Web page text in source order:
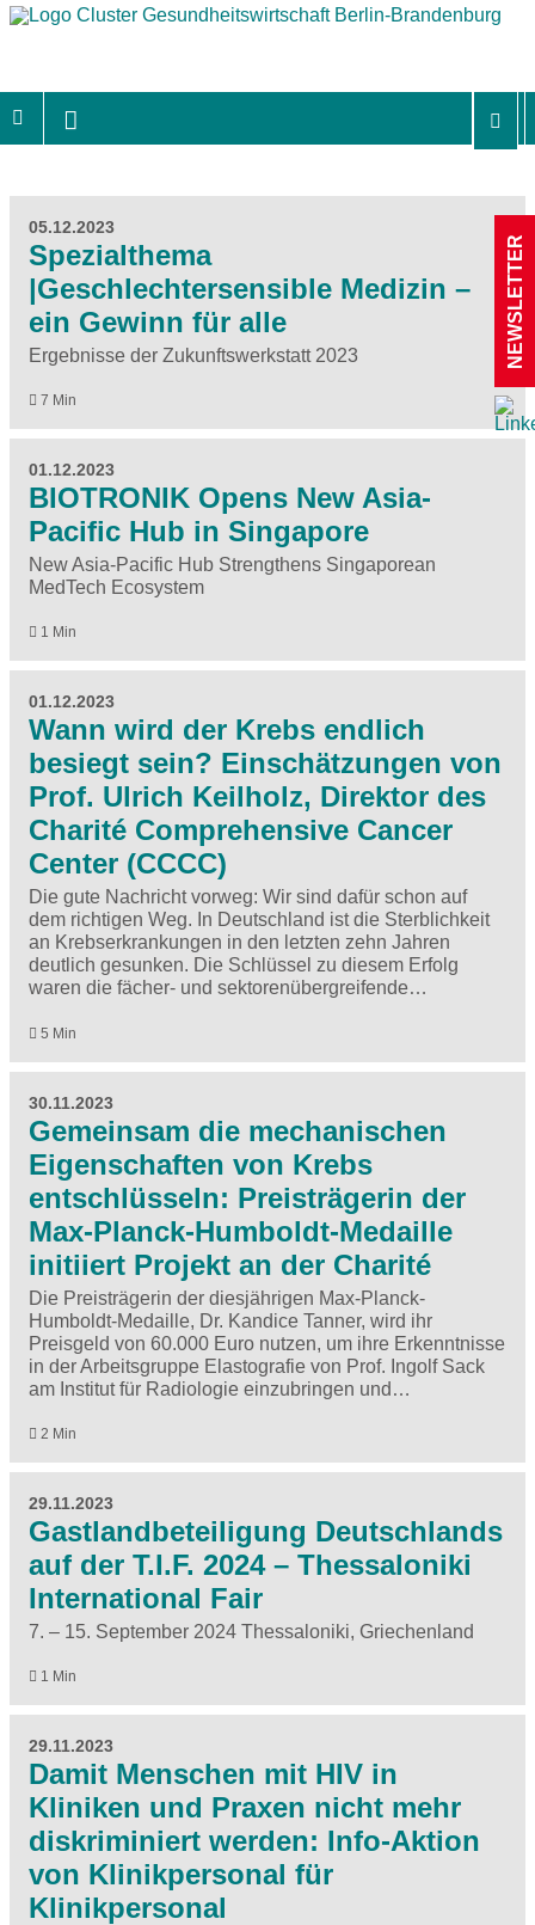
05.12.2023
Spezialthema
|Geschlechtersensible Medizin –
ein Gewinn für alle
Ergebnisse der Zukunftswerkstatt 2023
7 Min
01.12.2023
BIOTRONIK Opens New Asia-
Pacific Hub in Singapore
New Asia-Pacific Hub Strengthens Singaporean
MedTech Ecosystem
1 Min
01.12.2023
Wann wird der Krebs endlich
besiegt sein? Einschätzungen von
Prof. Ulrich Keilholz, Direktor des
Charité Comprehensive Cancer
Center (CCCC)
Die gute Nachricht vorweg: Wir sind dafür schon auf
dem richtigen Weg. In Deutschland ist die Sterblichkeit
an Krebserkrankungen in den letzten zehn Jahren
deutlich gesunken. Die Schlüssel zu diesem Erfolg
waren die fächer- und sektorenübergreifende…
5 Min
30.11.2023
Gemeinsam die mechanischen
Eigenschaften von Krebs
entschlüsseln: Preisträgerin der
Max-Planck-Humboldt-Medaille
initiiert Projekt an der Charité
Die Preisträgerin der diesjährigen Max-Planck-
Humboldt-Medaille, Dr. Kandice Tanner, wird ihr
Preisgeld von 60.000 Euro nutzen, um ihre Erkenntnisse
in der Arbeitsgruppe Elastografie von Prof. Ingolf Sack
am Institut für Radiologie einzubringen und…
2 Min
29.11.2023
Gastlandbeteiligung Deutschlands
auf der T.I.F. 2024 – Thessaloniki
International Fair
7. – 15. September 2024 Thessaloniki, Griechenland
1 Min
29.11.2023
Damit Menschen mit HIV in
Kliniken und Praxen nicht mehr
diskriminiert werden: Info-Aktion
von Klinikpersonal für
Klinikpersonal
NEWSLETTER